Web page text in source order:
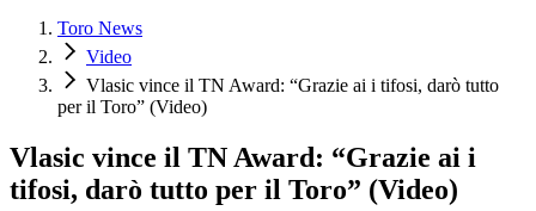
Toro News
Video
Vlasic vince il TN Award: “Grazie ai i tifosi, darò tutto
per il Toro” (Video)
Vlasic vince il TN Award: “Grazie ai i
tifosi, darò tutto per il Toro” (Video)